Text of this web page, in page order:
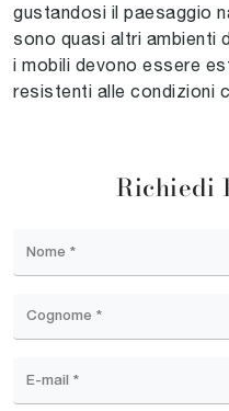
gustandosi il paesaggio
sono quasi altri ambienti
i mobili devono essere
resistenti alle condizioni
Richiedi